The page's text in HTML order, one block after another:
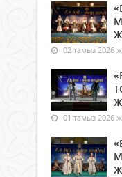
02 тамыз 2026 ж.
01 тамыз 2026 ж.